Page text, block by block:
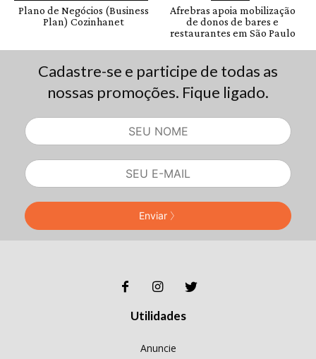
Cadastre-se e participe de todas as
nossas promoções. Fique ligado.
Enviar
Utilidades
Anuncie